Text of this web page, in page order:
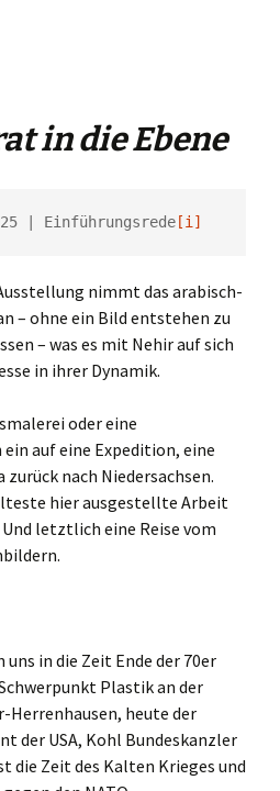
in die Ebene
| Einführungsrede [i]
nimmt das arabisch-
– ohne ein Bild entstehen zu
– was es mit Nehir auf sich
in ihrer Dynamik.
oder eine
auf eine Expedition, eine
nach Niedersachsen.
hier ausgestellte Arbeit
letztlich eine Reise vom
in die Zeit Ende der 70er
Plastik an der
heute der
der USA, Kohl Bundeskanzler
die Zeit des Kalten Krieges und